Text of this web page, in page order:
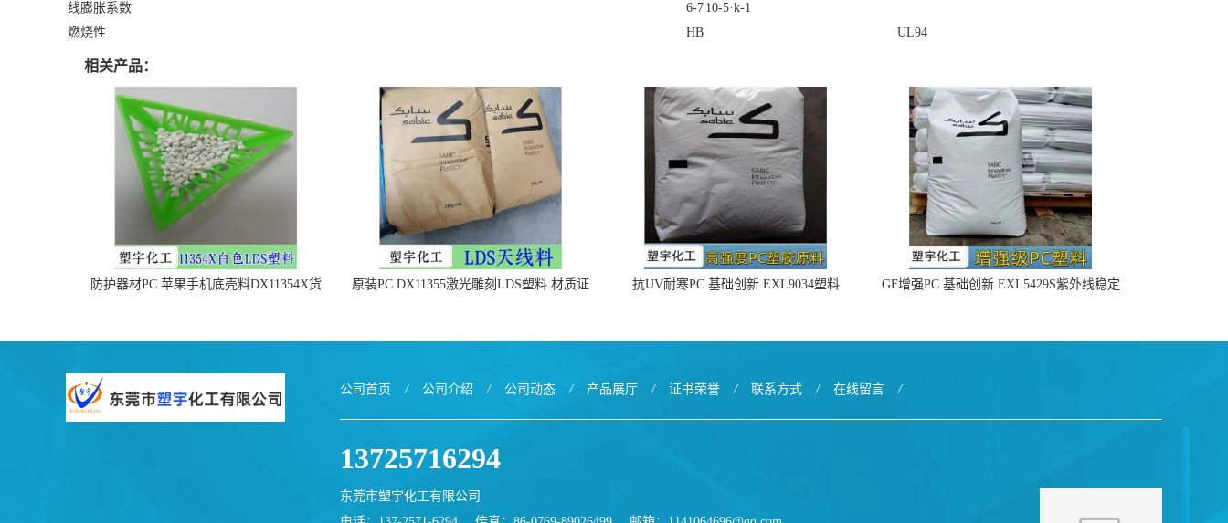
线膨胀系数
6-7 10-5·k-1
燃烧性
HB UL94
相关产品：
防护器材PC 苹果手机底壳料DX11354X货
原装PC DX11355激光雕刻LDS塑料 材质证
抗UV耐寒PC 基础创新 EXL9034塑料
GF增强PC 基础创新 EXL5429S紫外线稳定
公司首页 / 公司介绍 / 公司动态 / 产品展厅 / 证书荣誉 / 联系方式 / 在线留言 /
13725716294
东莞市塑宇化工有限公司